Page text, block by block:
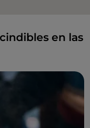
en las